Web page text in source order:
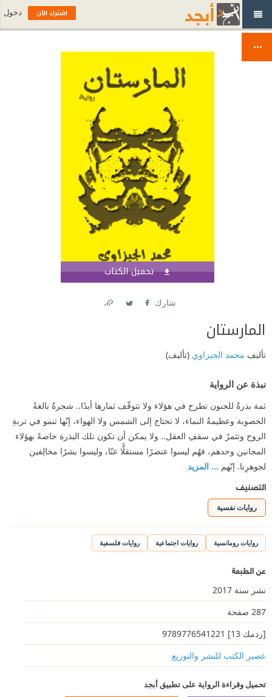
تحميل الكتاب
شارك
المارستان
تأليف محمد الجيزاوي (تأليف)
نبذة عن الرواية
ثمة بذرةٌ للجنون تطرح في هؤلاء ولا تتوقّف ثمارها أبدًا.. شجرةٌ بالغةُ
الخصوبة وعظيمةُ النماء، لا تحتاج إلى الشمس ولا الهواء، إنّها تنمو في تربةِ
الروح وتثمرُ في سقفِ العقل.. ولا يمكن أن تكون تلك البذرة خاصةً بهؤلاء
المجانين وحدهم، فهُم ليسوا عنصرًا مستقلًّا عنّا، وليسوا بشرًا مخالِفين
لجوهرِنا. إنّهم ... المزيد
التصنيف
روايات نفسية
روايات رومانسية روايات اجتماعية روايات فلسفية
عن الطبعة
نشر سنة 2017
287 صفحة
[ردمك 13] 9789776541221
عصير الكتب للنشر والتوزيع
تحميل وقراءة الرواية على تطبيق أبجد
اشترك الآن دخول